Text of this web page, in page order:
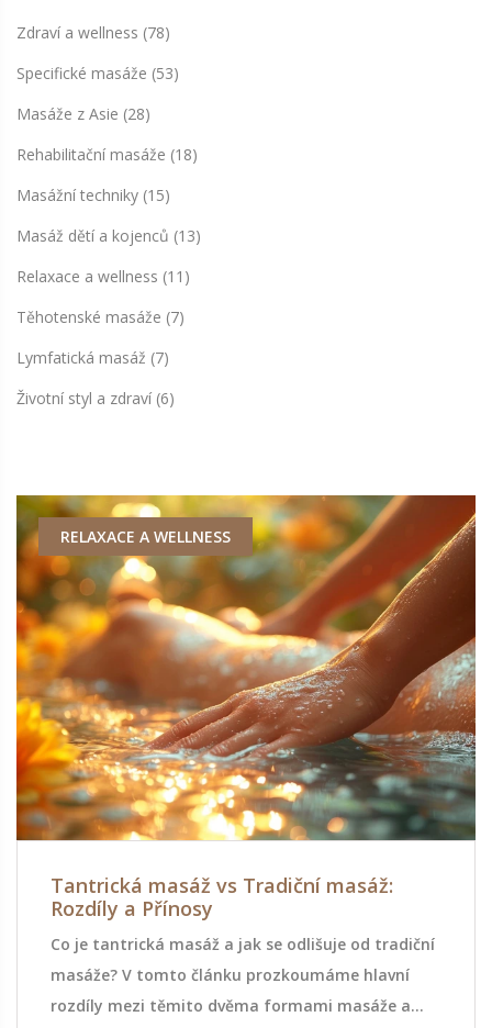
Zdraví a wellness (78)
Specifické masáže (53)
Masáže z Asie (28)
Rehabilitační masáže (18)
Masážní techniky (15)
Masáž dětí a kojenců (13)
Relaxace a wellness (11)
Těhotenské masáže (7)
Lymfatická masáž (7)
Životní styl a zdraví (6)
RELAXACE A WELLNESS
Tantrická masáž vs Tradiční masáž:
Rozdíly a Přínosy
Co je tantrická masáž a jak se odlišuje od tradiční
masáže? V tomto článku prozkoumáme hlavní
rozdíly mezi těmito dvěma formami masáže a